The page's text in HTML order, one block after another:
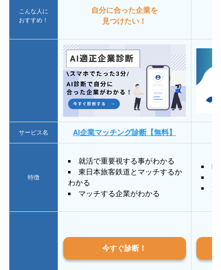
こんな人に
おすすめ！
自分に合った企業を
見つけたい！
サービス名 AI企業マッチング診断【無料】
特徴
就活で重要視する事がわかる
東日本旅客鉄道とマッチするか
わかる
マッチする企業がわかる
質
今すぐ診断！